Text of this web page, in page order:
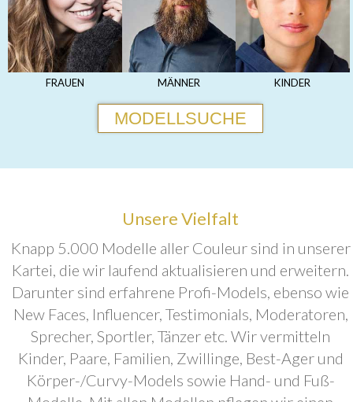
FRAUEN MÄNNER KINDER
MODELLSUCHE
Unsere Vielfalt
Knapp 5.000 Modelle aller Couleur sind in unserer
Kartei, die wir laufend aktualisieren und erweitern.
Darunter sind erfahrene Profi-Models, ebenso wie
New Faces, Influencer, Testimonials, Moderatoren,
Sprecher, Sportler, Tänzer etc. Wir vermitteln
Kinder, Paare, Familien, Zwillinge, Best-Ager und
Körper-/Curvy-Models sowie Hand- und Fuß-